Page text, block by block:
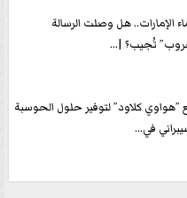
الإمارات.. هل وصلت الرسالة
تُجيب؟ |...
”هواوي كلاود” لتوفير حلول الحوسبة
في...